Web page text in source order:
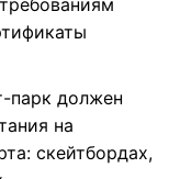
парк должен
на
скейтбордах,